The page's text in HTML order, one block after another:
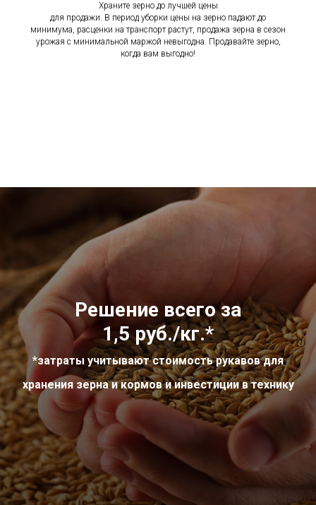
Храните зерно до лучшей цены
для продажи. В период уборки цены на зерно падают до
минимума, расценки на транспорт растут, продажа зерна в сезон
урожая с минимальной маржой невыгодна. Продавайте зерно,
когда вам выгодно!
Решение всего за
1,5 руб./кг.*
*затраты учитывают стоимость рукавов для
хранения зерна и кормов и инвестиции в технику